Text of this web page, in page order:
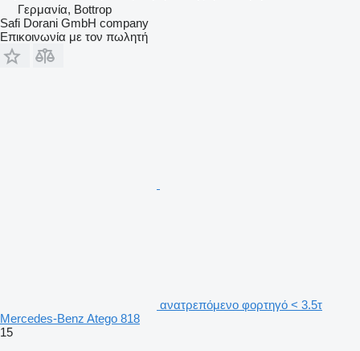
Γερμανία, Bottrop
Safi Dorani GmbH company
Επικοινωνία με τον πωλητή
ανατρεπόμενο φορτηγό < 3.5τ
Mercedes-Benz Atego 818
15